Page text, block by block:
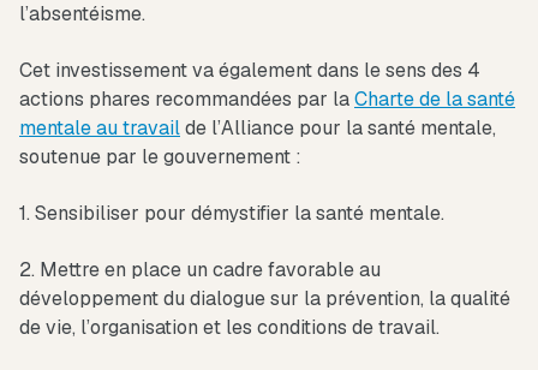
l’absentéisme.
Cet investissement va également dans le sens des 4
actions phares recommandées par laCharte de la santé
mentale au travailde l’Alliance pour la santé mentale,
soutenue par le gouvernement :
1. Sensibiliser pour démystifier la santé mentale.
2. Mettre en place un cadre favorable au
développement du dialogue sur la prévention, la qualité
de vie, l’organisation et les conditions de travail.